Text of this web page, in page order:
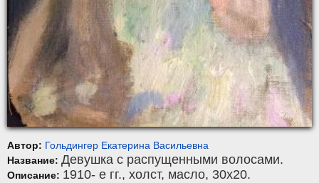
Автор: Гольдингер Екатерина Васильевна
Название: Девушка с распущенными волосами.
Описание: 1910- е гг., холст, масло, 30x20.